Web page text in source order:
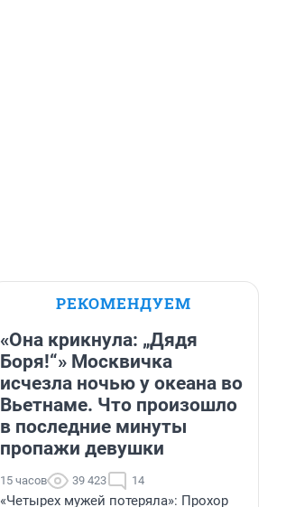
РЕКОМЕНДУЕМ
«Она крикнула: „Дядя
Боря!“» Москвичка
исчезла ночью у океана во
Вьетнаме. Что произошло
в последние минуты
пропажи девушки
15 часов 39 423 14
«Четырех мужей потеряла»: Прохор